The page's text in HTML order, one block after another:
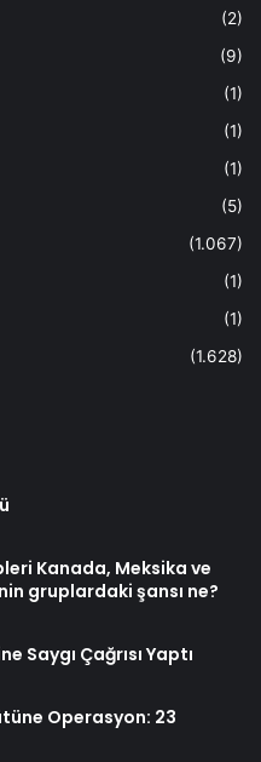
(2)
(9)
(1)
(1)
(1)
(5)
(1.067)
(1)
(1)
(1.628)
Kanada, Meksika ve
gruplardaki şansı ne?
Saygı Çağrısı Yaptı
Operasyon: 23